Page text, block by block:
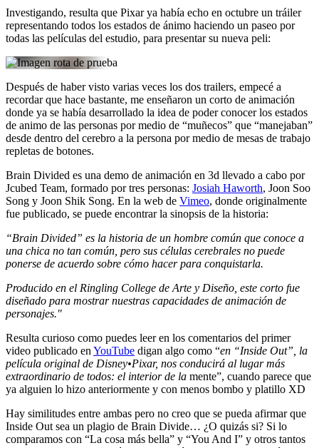
Investigando, resulta que Pixar ya había echo en octubre un tráiler
representando todos los estados de ánimo haciendo un paseo por
todas las películas del estudio, para presentar su nueva peli:
Después de haber visto varias veces los dos trailers, empecé a
recordar que hace bastante, me enseñaron un corto de animación
donde ya se había desarrollado la idea de poder conocer los estados
de animo de las personas por medio de “muñecos” que “manejaban”
desde dentro del cerebro a la persona por medio de mesas de trabajo
repletas de botones.
Brain Divided es una demo de animación en 3d llevado a cabo por
Jcubed Team, formado por tres personas: Josiah Haworth, Joon Soo
Song y Joon Shik Song. En la web de Vimeo, donde originalmente
fue publicado, se puede encontrar la sinopsis de la historia:
“Brain Divided” es la historia de un hombre común que conoce a
una chica no tan común, pero sus células cerebrales no puede
ponerse de acuerdo sobre cómo hacer para conquistarla.
Producido en el Ringling College de Arte y Diseño, este corto fue
diseñado para mostrar nuestras capacidades de animación de
personajes."
Resulta curioso como puedes leer en los comentarios del primer
video publicado en YouTube digan algo como “en “Inside Out”, la
película original de Disney•Pixar, nos conducirá al lugar más
extraordinario de todos: el interior de la mente”, cuando parece que
ya alguien lo hizo anteriormente y con menos bombo y platillo XD
Hay similitudes entre ambas pero no creo que se pueda afirmar que
Inside Out sea un plagio de Brain Divide… ¿O quizás si? Si lo
comparamos con “La cosa más bella” y “You And I” y otros tantos